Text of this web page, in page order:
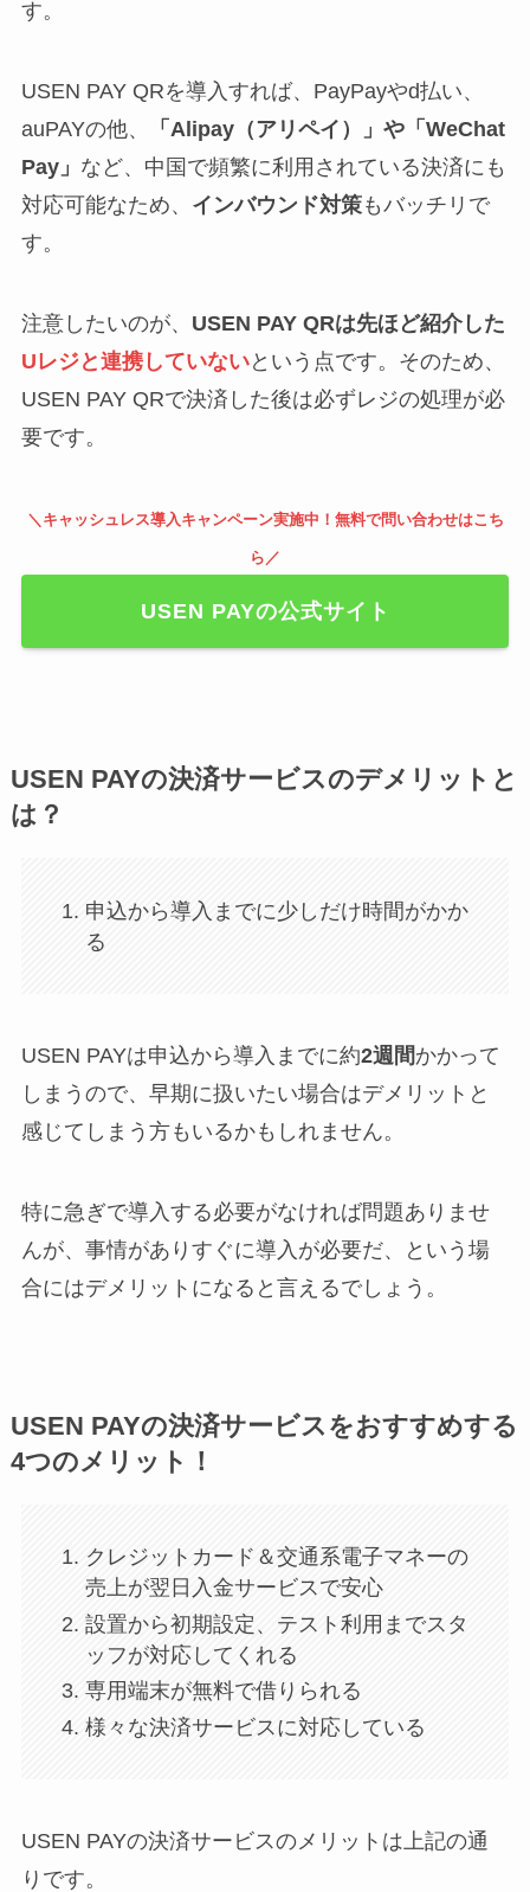
す。
USEN PAY QRを導入すれば、PayPayやd払い、
auPAYの他、
「Alipay（アリペイ）」や「WeChat
Pay」 など、中国で頻繁に利用されている決済にも
対応可能なため、 インバウンド対策もバッチリで
す。
注意したいのが、 USEN PAY QRは先ほど紹介した
Uレジと連携していないという点です。そのため、
USEN PAY QRで決済した後は必ずレジの処理が必
要です。
＼キャッシュレス導入キャンペーン実施中！無料で問い合わせはこち
ら／
USEN PAYの公式サイト
USEN PAYの決済サービスのデメリットと
は？
申込から導入までに少しだけ時間がかか
る
USEN PAYは申込から導入までに約2週間かかって
しまうので、早期に扱いたい場合はデメリットと
感じてしまう方もいるかもしれません。
特に急ぎで導入する必要がなければ問題ありませ
んが、事情がありすぐに導入が必要だ、という場
合にはデメリットになると言えるでしょう。
USEN PAYの決済サービスをおすすめする
4つのメリット！
クレジットカード＆交通系電子マネーの
売上が翌日入金サービスで安心
設置から初期設定、テスト利用までスタ
ッフが対応してくれる
専用端末が無料で借りられる
様々な決済サービスに対応している
USEN PAYの決済サービスのメリットは上記の通
りです。